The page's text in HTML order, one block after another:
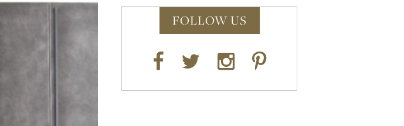
FOLLOW US